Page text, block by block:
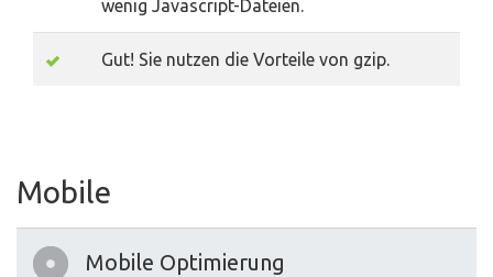
wenig Javascript-Dateien.
Gut! Sie nutzen die Vorteile von gzip.
Mobile
Mobile Optimierung